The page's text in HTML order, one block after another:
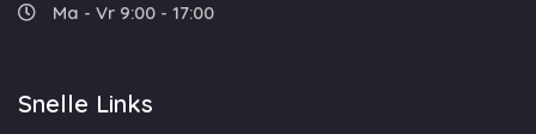
Ma - Vr 9:00 - 17:00
Snelle Links